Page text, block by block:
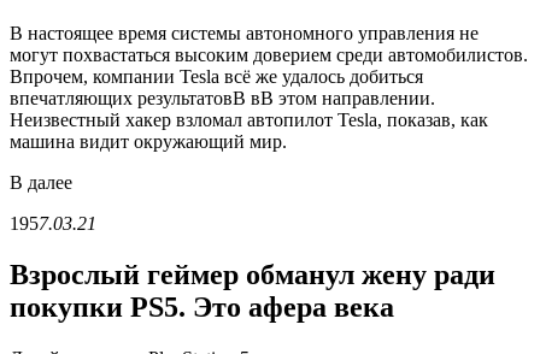
В настоящее время системы автономного управления не
могут похвастаться высоким доверием среди автомобилистов.
Впрочем, компании Tesla всё же удалось добиться
впечатляющих результатовВ вВ этом направлении.
Неизвестный хакер взломал автопилот Tesla, показав, как
машина видит окружающий мир.
В далее
1957.03.21
Взрослый геймер обманул жену ради
покупки PS5. Это афера века